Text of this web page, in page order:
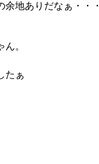
地ありだなぁ・・・
。
たぁ